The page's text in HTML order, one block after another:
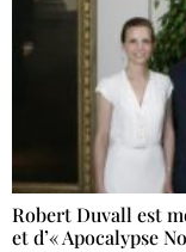
Robert Duvall est
et d’« Apocalypse